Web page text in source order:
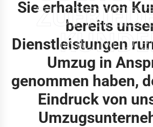
Sie erhalten von
bereits
Dienstleistungen
Umzug in
genommen haben,
Eindruck von